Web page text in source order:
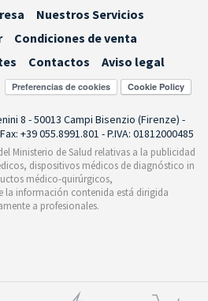
Nuestros Servicios
Condiciones de venta
Contactos
Aviso legal
Preferencias de cookies
8 - 50013 Campi Bisenzio (Firenze) -
+39 055.8991.801 - P.IVA: 01812000485
Ministerio de Salud relativas a la publicidad
dispositivos médicos de diagnóstico in
médico-quirúrgicos,
la información contenida está dirigida
a profesionales.